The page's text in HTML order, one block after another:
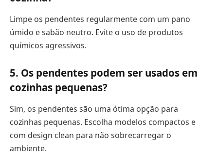
Limpe os pendentes regularmente com um pano
úmido e sabão neutro. Evite o uso de produtos
químicos agressivos.
5. Os pendentes podem ser usados em
cozinhas pequenas?
Sim, os pendentes são uma ótima opção para
cozinhas pequenas. Escolha modelos compactos e
com design clean para não sobrecarregar o
ambiente.